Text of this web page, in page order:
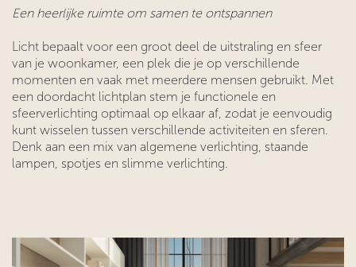
Een heerlijke ruimte om samen te ontspannen
Licht bepaalt voor een groot deel de uitstraling en sfeer
van je woonkamer, een plek die je op verschillende
momenten en vaak met meerdere mensen gebruikt. Met
een doordacht lichtplan stem je functionele en
sfeerverlichting optimaal op elkaar af, zodat je eenvoudig
kunt wisselen tussen verschillende activiteiten en sferen.
Denk aan een mix van algemene verlichting, staande
lampen, spotjes en slimme verlichting.